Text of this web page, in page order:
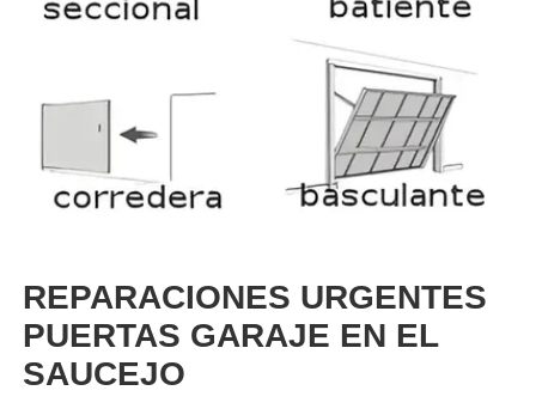
REPARACIONES URGENTES
PUERTAS GARAJE EN EL
SAUCEJO